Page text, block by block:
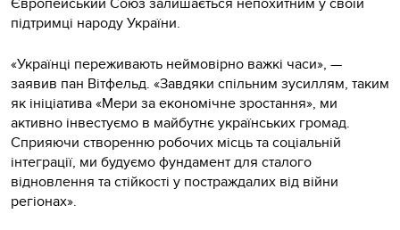
підтримці народу України.
«Українці переживають неймовірно важкі часи», —
заявив пан Вітфельд. «Завдяки спільним зусиллям, таким
як ініціатива «Мери за економічне зростання», ми
активно інвестуємо в майбутнє українських громад.
Сприяючи створенню робочих місць та соціальній
інтеграції, ми будуємо фундамент для сталого
відновлення та стійкості у постраждалих від війни
регіонах».